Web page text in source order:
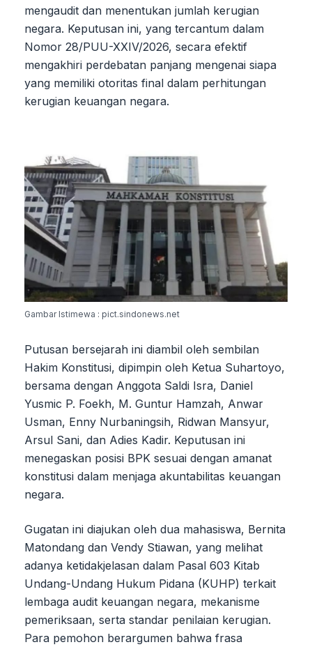
mengaudit dan menentukan jumlah kerugian
negara. Keputusan ini, yang tercantum dalam
Nomor 28/PUU-XXIV/2026, secara efektif
mengakhiri perdebatan panjang mengenai siapa
yang memiliki otoritas final dalam perhitungan
kerugian keuangan negara.
Gambar Istimewa : pict.sindonews.net
Putusan bersejarah ini diambil oleh sembilan
Hakim Konstitusi, dipimpin oleh Ketua Suhartoyo,
bersama dengan Anggota Saldi Isra, Daniel
Yusmic P. Foekh, M. Guntur Hamzah, Anwar
Usman, Enny Nurbaningsih, Ridwan Mansyur,
Arsul Sani, dan Adies Kadir. Keputusan ini
menegaskan posisi BPK sesuai dengan amanat
konstitusi dalam menjaga akuntabilitas keuangan
negara.
Gugatan ini diajukan oleh dua mahasiswa, Bernita
Matondang dan Vendy Stiawan, yang melihat
adanya ketidakjelasan dalam Pasal 603 Kitab
Undang-Undang Hukum Pidana (KUHP) terkait
lembaga audit keuangan negara, mekanisme
pemeriksaan, serta standar penilaian kerugian.
Para pemohon berargumen bahwa frasa